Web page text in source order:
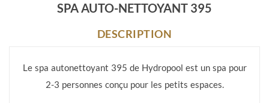
SPA AUTO-NETTOYANT 395
DESCRIPTION
Le spa autonettoyant 395 de Hydropool est un spa pour
2-3 personnes conçu pour les petits espaces.